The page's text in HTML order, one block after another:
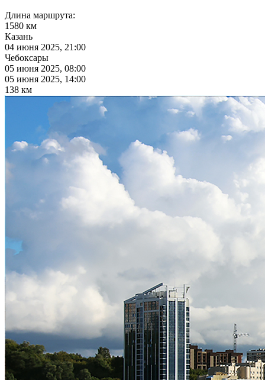
Длина маршрута:
1580 км
Казань
04 июня 2025, 21:00
Чебоксары
05 июня 2025, 08:00
05 июня 2025, 14:00
138 км